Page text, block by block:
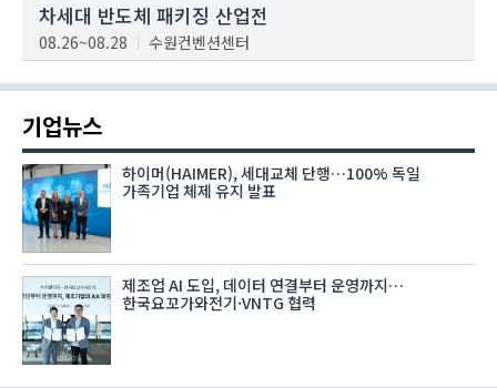
차세대 반도체 패키징 산업전
08.26~08.28 수원컨벤션센터
기업뉴스
하이머(HAIMER), 세대교체 단행…100% 독일
가족기업 체제 유지 발표
제조업 AI 도입, 데이터 연결부터 운영까지…
한국요꼬가와전기·VNTG 협력